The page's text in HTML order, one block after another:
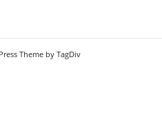
Theme by TagDiv